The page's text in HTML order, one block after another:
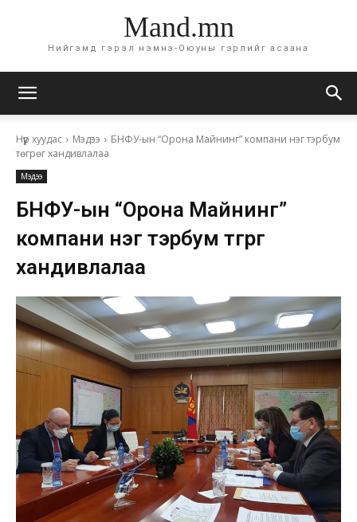
Mand.mn
Нийгэмд гэрэл нэмнэ-Оюуны гэрлийг асаана
Нүүр хуудас Мэдээ
БНФУ-ын “Орона Майнинг” компани нэг тэрбум
төгрөг хандивлалаа
Мэдээ
БНФУ-ын “Орона Майнинг”
компани нэг тэрбум төгрөг
хандивлалаа